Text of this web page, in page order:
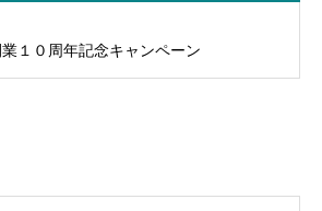
１０周年記念キャンペーン